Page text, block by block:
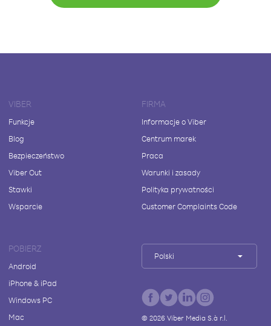
VIBER
Funkcje
Blog
Bezpieczeństwo
Viber Out
Stawki
Wsparcie
FIRMA
Informacje o Viber
Centrum marek
Praca
Warunki i zasady
Polityka prywatności
Customer Complaints Code
POBIERZ
Android
iPhone & iPad
Windows PC
Mac
Polski
© 2026Viber Media S.à r.l.